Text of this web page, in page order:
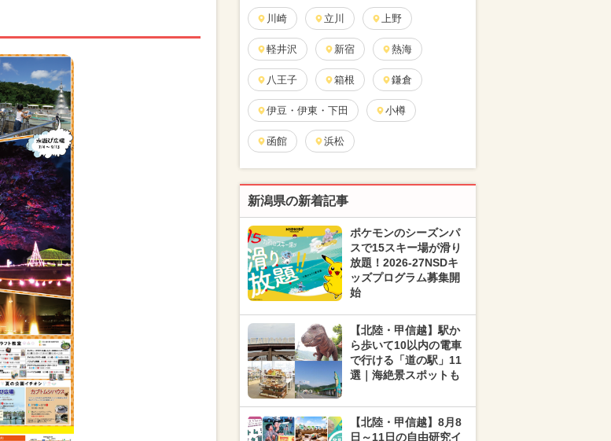
川崎 立川 上野
軽井沢 新宿 熱海
八王子 箱根 鎌倉
伊豆・伊東・下田 小樽
函館 浜松
新潟県の新着記事
ポケモンのシーズンパ
スで15スキー場が滑り
放題！2026-27NSDキ
ッズプログラム募集開
始
【北陸・甲信越】駅か
ら歩いて10以内の電車
で行ける「道の駅」11
選｜海絶景スポットも
【北陸・甲信越】8月8
日～11日の自由研究イ